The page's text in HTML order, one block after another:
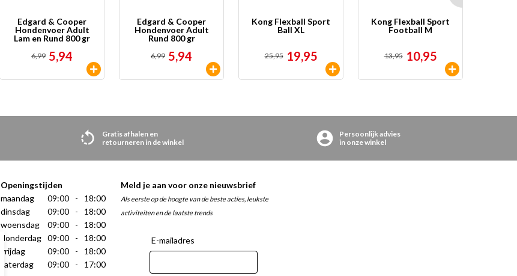
Edgard & Cooper
Hondenvoer Adult
Lam en Rund 800 gr
6,99 5,94
Edgard & Cooper
Hondenvoer Adult
Rund 800 gr
6,99 5,94
Kong Flexball Sport
Ball XL
25,95 19,95
Kong Flexball Sport
Football M
13,95 10,95
Gratis afhalen en
retourneren in de winkel
Persoonlijk advies
in onze winkel
Openingstijden
maandag
09:00 -
18:00
dinsdag
09:00 -
18:00
woensdag
09:00 -
18:00
donderdag 09:00 -
18:00
vrijdag
09:00 -
18:00
zaterdag
09:00 - 17:00
Meld je aan voor onze nieuwsbrief
Als eerste op de hoogte van de beste acties, leukste
activiteiten en de laatste trends